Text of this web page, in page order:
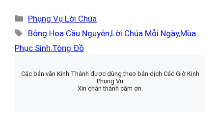
Danh
mục
Phụng Vụ Lời Chúa
Thẻ
Bông Hoa Cầu Nguyện,Lời Chúa Mỗi Ngày,Mùa
Phục Sinh,Tông Đồ
Các bản văn Kinh Thánh được dùng theo bản dịch Các Giờ Kinh
Phụng Vụ
Xin chân thành cám ơn.